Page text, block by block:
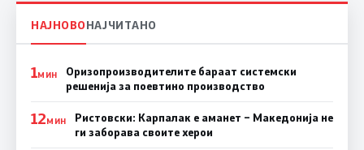
НАЈНОВОНАЈЧИТАНО
1МИН
Оризопроизводителите бараат системски
решенија за поевтино производство
12МИН
Ристовски: Карпалак е аманет – Македонија не
ги заборава своите херои